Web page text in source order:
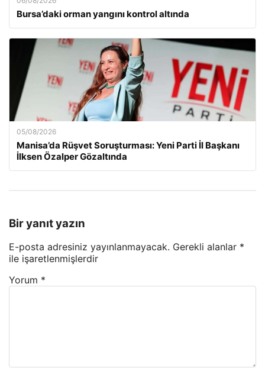
Bursa’daki orman yangını kontrol altında
05/08/2026
Manisa’da Rüşvet Soruşturması: Yeni Parti İl Başkanı
İlksen Özalper Gözaltında
Bir yanıt yazın
E-posta adresiniz yayınlanmayacak. Gerekli alanlar *
ile işaretlenmişlerdir
Yorum *